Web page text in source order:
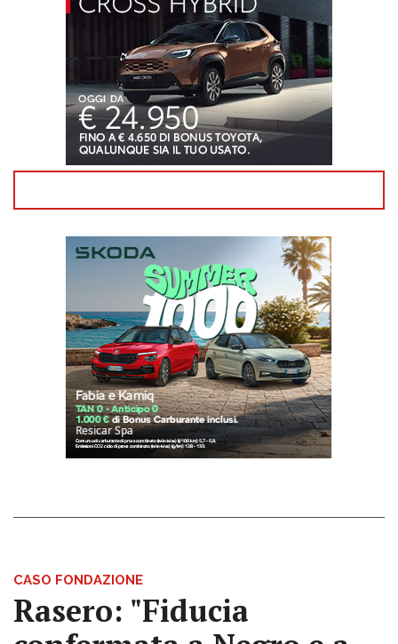
CASO FONDAZIONE
Rasero: "Fiducia